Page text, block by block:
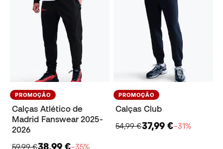
PROMOÇÃO
Calças Atlético de
Madrid Fanswear 2025-
2026
59,99 €38,99 €−35%
PROMOÇÃO
Calças Club
54,99 €37,99 €−31%